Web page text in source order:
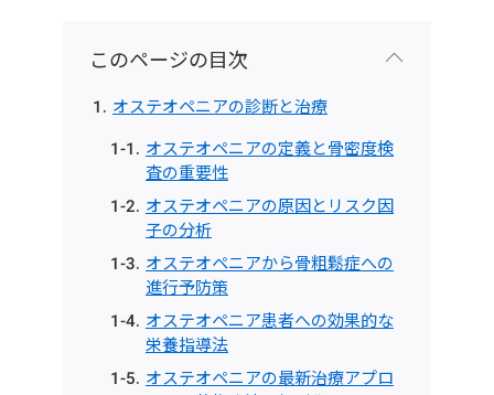
このページの目次
オステオペニアの診断と治療
オステオペニアの定義と骨密度検
査の重要性
オステオペニアの原因とリスク因
子の分析
オステオペニアから骨粗鬆症への
進行予防策
オステオペニア患者への効果的な
栄養指導法
オステオペニアの最新治療アプロ